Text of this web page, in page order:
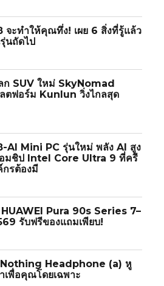
ะทำให้คุณทึ่ง! เผย 6 สิ่งที่รู้แล้ว
นถัดไป
ก SUV ใหม่ SkyNomad
ตฟอร์ม Kunlun วิ่งไกลสุด
AI Mini PC รุ่นใหม่ พลัง AI สูง
มชิป Intel Core Ultra 9 ที่ครี
กรต้องมี
HUAWEI Pura 90s Series 7–
รับฟรีของแถมเพียบ!
Nothing Headphone (a) หู
เพื่อคุณโดยเฉพาะ